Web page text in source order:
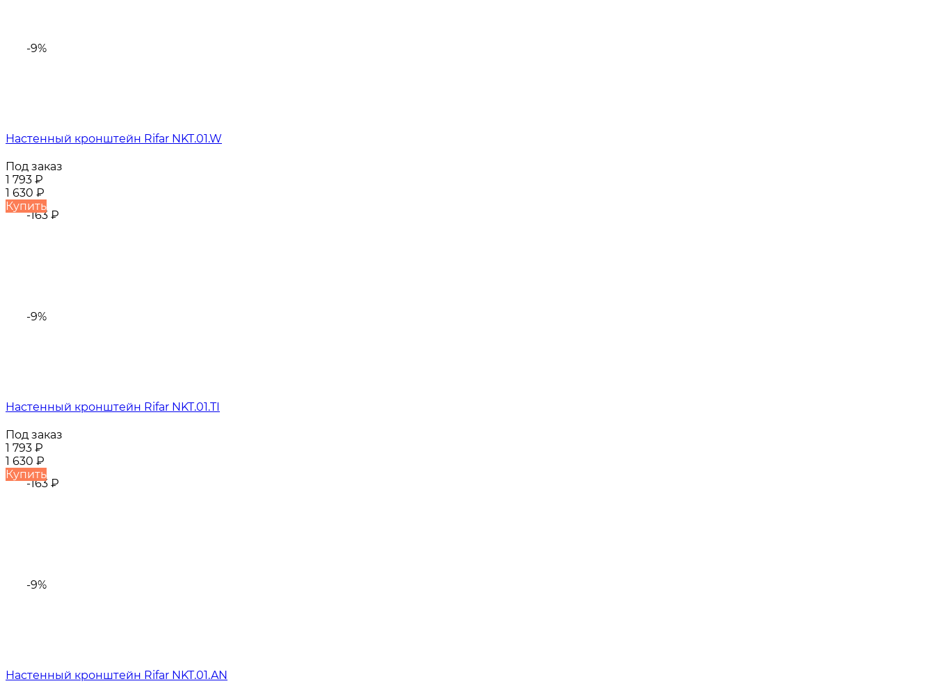
-9%
-163 ₽
Настенный кронштейн Rifar NKT.01.W
Под заказ
1 793 ₽
1 630 ₽
Купить
-9%
-163 ₽
Настенный кронштейн Rifar NKT.01.TI
Под заказ
1 793 ₽
1 630 ₽
Купить
-9%
Настенный кронштейн Rifar NKT.01.AN